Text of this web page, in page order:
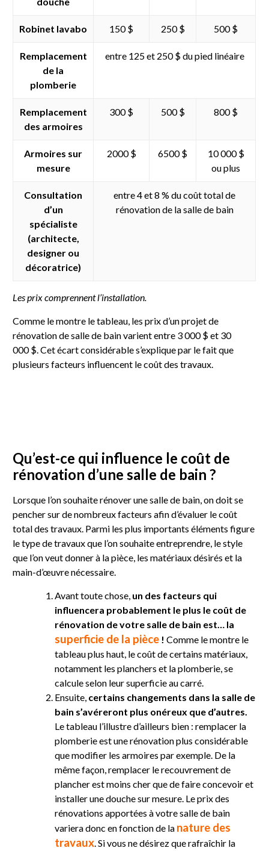
Robinet lavabo 150 $ 250 $ 500 $
Remplacement
de la
plomberie
entre 125 et 250 $ du pied linéaire
Remplacement
des armoires
300 $ 500 $ 800 $
Armoires sur
mesure
2000 $ 6500 $
10 000 $
ou plus
Consultation
d’un
spécialiste
(architecte,
designer ou
décoratrice)
entre 4 et 8 % du coût total de
rénovation de la salle de bain
Les prix comprennent l’installation.
Comme le montre le tableau, les prix d’un projet de
rénovation de salle de bain varient entre 3 000 $ et 30
000 $. Cet écart considérable s’explique par le fait que
plusieurs facteurs influencent le coût des travaux.
Qu’est-ce qui influence le coût de
rénovation d’une salle de bain ?
Lorsque l’on souhaite rénover une salle de bain, on doit se
pencher sur de nombreux facteurs afin d’évaluer le coût
total des travaux. Parmi les plus importants éléments figure
le type de travaux que l’on souhaite entreprendre, le style
que l’on veut donner à la pièce, les matériaux désirés et la
main-d’œuvre nécessaire.
Avant toute chose, un des facteurs qui
influencera probablement le plus le coût de
rénovation de votre salle de bain est… la
superficie de la pièce ! Comme le montre le
tableau plus haut, le coût de certains matériaux,
notamment les planchers et la plomberie, se
calcule selon leur superficie au carré.
Ensuite, certains changements dans la salle de
bain s’avéreront plus onéreux que d’autres.
Le tableau l’illustre d’ailleurs bien : remplacer la
plomberie est une rénovation plus considérable
que modifier les armoires par exemple. De la
même façon, remplacer le recouvrement de
plancher est moins cher que de faire concevoir et
installer une douche sur mesure. Le prix des
rénovations apportées à votre salle de bain
variera donc en fonction de la nature des
travaux. Si vous ne désirez que rafraîchir la